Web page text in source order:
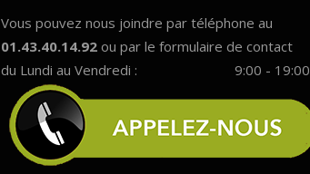
Vous pouvez nous joindre par téléphone au
01.43.40.14.92ou par le formulaire de contact
du Lundi au Vendredi :
9:00 - 19:00